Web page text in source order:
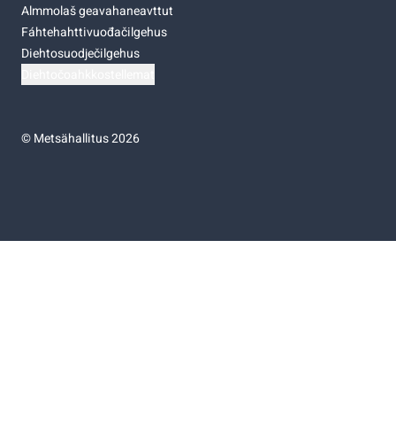
Almmolaš geavahaneavttut
Fáhtehahttivuođačilgehus
Diehtosuodječilgehus
©Metsähallitus 2026